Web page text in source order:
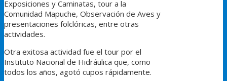
Exposiciones y Caminatas, tour a la
Comunidad Mapuche, Observación de Aves y
presentaciones folclóricas, entre otras
actividades.
Otra exitosa actividad fue el tour por el
Instituto Nacional de Hidráulica que, como
todos los años, agotó cupos rápidamente.